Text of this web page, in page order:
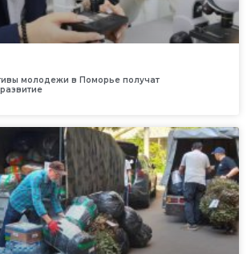
молодежи в Поморье получат